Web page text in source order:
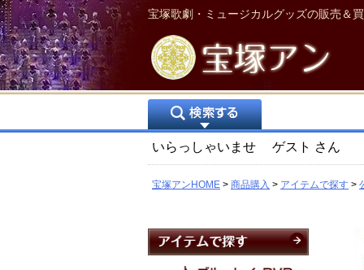
宝塚歌劇・ミュージカルグッズの販売＆
いらっしゃいませ ゲスト さん
宝塚アンHOME 商品購入 アイテムで探す